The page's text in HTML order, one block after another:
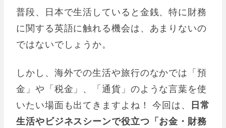
普段、日本で生活していると金銭、特に財務
に関する英語に触れる機会は、あまりないの
ではないでしょうか。
しかし、海外での生活や旅行のなかでは「預
金」や「税金」、「通貨」のような言葉を使
いたい場面も出てきますよね！ 今回は、 日常
生活やビジネスシーンで役立つ「お金・財務